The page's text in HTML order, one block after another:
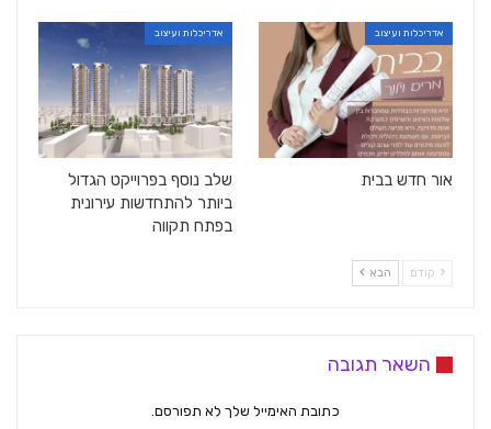
אדריכלות ועיצוב
אור חדש בבית
אדריכלות ועיצוב
שלב נוסף בפרוייקט הגדול
ביותר להתחדשות עירונית
בפתח תקווה
קודם הבא
השאר תגובה
כתובת האימייל שלך לא תפורסם.